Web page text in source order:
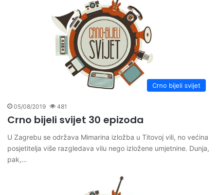
Crno bijeli svijet
05/08/2019 481
Crno bijeli svijet 30 epizoda
U Zagrebu se održava Mimarina izložba u Titovoj vili, no većina
posjetitelja više razgledava vilu nego izložene umjetnine. Dunja,
pak,…